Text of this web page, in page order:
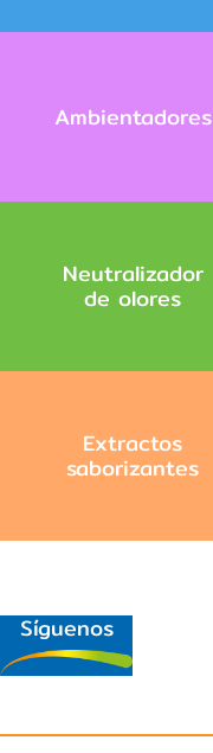
Ambientadores
Neutralizador
de olores
Extractos
saborizantes
Síguenos